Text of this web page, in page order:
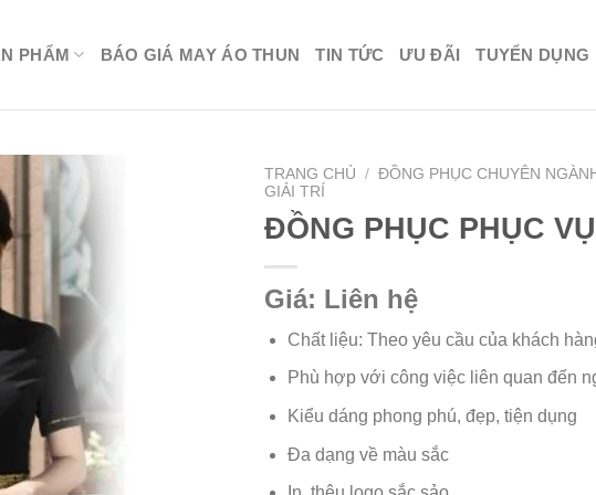
PHẨM BÁO GIÁ MAY ÁO THUN TIN TỨC ƯU ĐÃI TUYỂN DỤNG
TRANG CHỦ / ĐỒNG PHỤC CHUYÊN
GIẢI TRÍ
ĐỒNG PHỤC PHỤC
Giá: Liên hệ
Chất liệu: Theo yêu cầu của khách
Phù hợp với công việc liên quan đến
Kiểu dáng phong phú, đẹp, tiện dụng
Đa dạng về màu sắc